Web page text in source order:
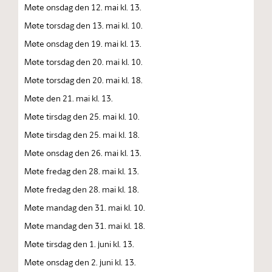
Møte onsdag den 12. mai kl. 13.
Møte torsdag den 13. mai kl. 10.
Møte onsdag den 19. mai kl. 13.
Møte torsdag den 20. mai kl. 10.
Møte torsdag den 20. mai kl. 18.
Møte den 21. mai kl. 13.
Møte tirsdag den 25. mai kl. 10.
Møte tirsdag den 25. mai kl. 18.
Møte onsdag den 26. mai kl. 13.
Møte fredag den 28. mai kl. 13.
Møte fredag den 28. mai kl. 18.
Møte mandag den 31. mai kl. 10.
Møte mandag den 31. mai kl. 18.
Møte tirsdag den 1. juni kl. 13.
Møte onsdag den 2. juni kl. 13.